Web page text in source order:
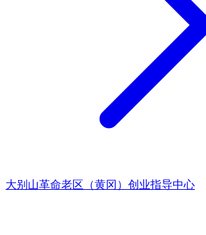
大别山革命老区（黄冈）创业指导中心